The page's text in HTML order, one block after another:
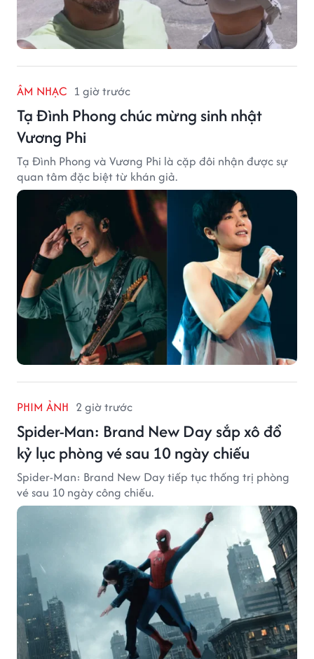
ÂM NHẠC 1 giờ trước
Tạ Đình Phong chúc mừng sinh nhật
Vương Phi
Tạ Đình Phong và Vương Phi là cặp đôi nhận được sự
quan tâm đặc biệt từ khán giả.
PHIM ẢNH 2 giờ trước
Spider-Man: Brand New Day sắp xô đổ
kỷ lục phòng vé sau 10 ngày chiếu
Spider-Man: Brand New Day tiếp tục thống trị phòng
vé sau 10 ngày công chiếu.